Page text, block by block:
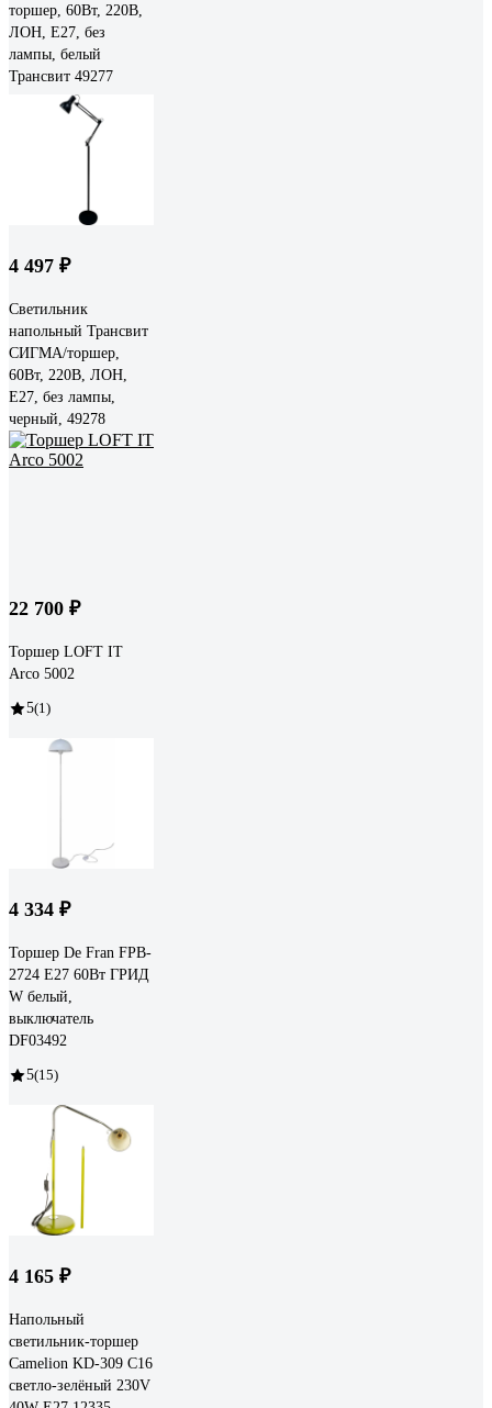
торшер, 60Вт, 220В,
ЛОН, Е27, без
лампы, белый
Трансвит 49277
4 497 ₽
Светильник
напольный Трансвит
СИГМА/торшер,
60Вт, 220В, ЛОН,
Е27, без лампы,
черный, 49278
22 700 ₽
Торшер LOFT IT
Arco 5002
5(1)
4 334 ₽
Торшер De Fran FPB-
2724 E27 60Вт ГРИД
W белый,
выключатель
DF03492
5(15)
4 165 ₽
Напольный
светильник-торшер
Camelion KD-309 C16
светло-зелёный 230V